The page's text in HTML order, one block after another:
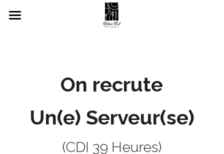
Réserver une table
Commander à emporter
Avis clients
Recrutement
On recrute
Un(e) Serveur(se)
(CDI 39 Heures)